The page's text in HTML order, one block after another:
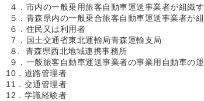
４．市内の一般乗用旅客自動車運送事業者が組織
５．青森県内の一般乗合旅客自動車運送事業者が
６．住民又は利用者
７．国土交通省東北運輸局青森運輸支局
８. 青森県西北地域連携事務所
９．一般旅客自動車運送事業者の事業用自動車の
10．道路管理者
11．交通管理者
12．学識経験者